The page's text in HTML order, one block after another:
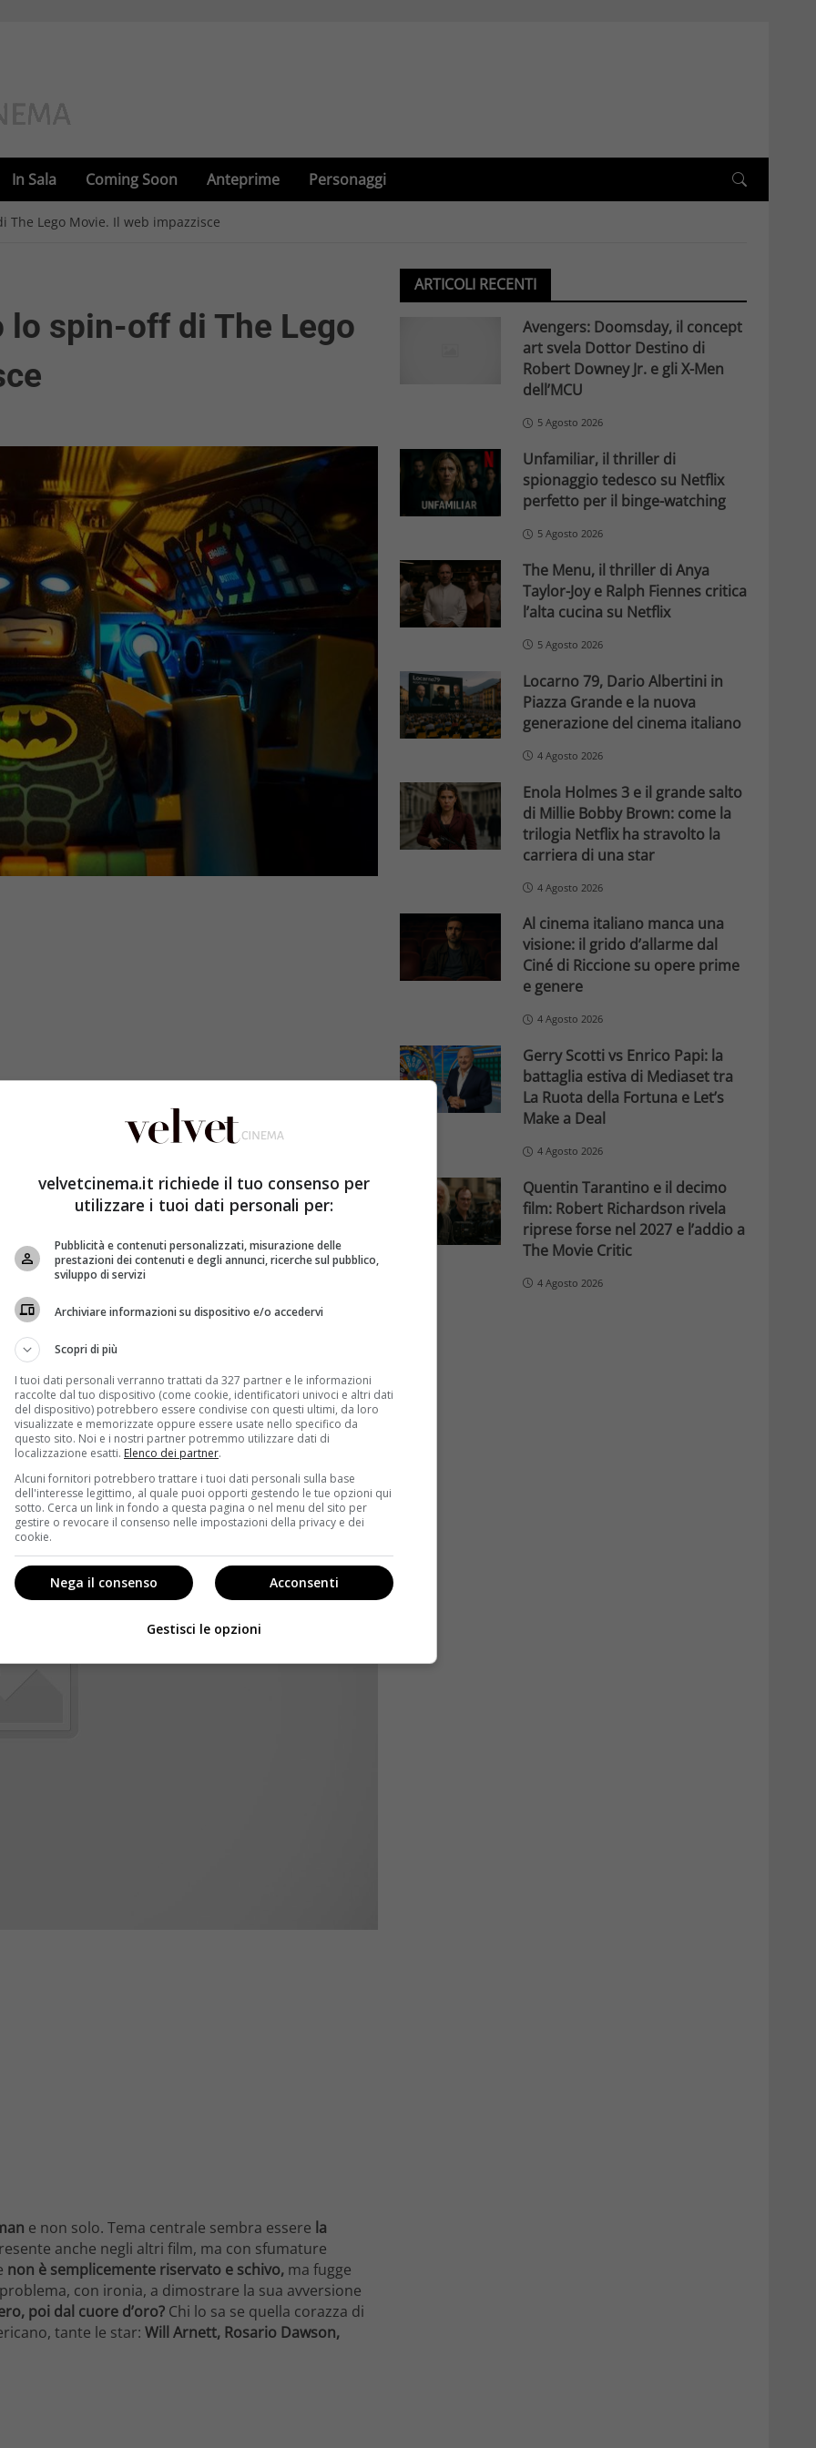
In Sala Coming Soon Anteprime Personaggi
The Lego Movie. Il web impazzisce
lo spin-off di The Lego
piaciuta la versione lego dell’eroe-pipistrello. Il
per lui.
versione in giallo fa impazzire i social con le
ricrea il mondo dei supereroi in un modo tutto
ci saranno anche Superman e il temibile Joker.Il film
a supereoi, in ultimo
e tutta da ridere. Insomma
Batman è ironico, divertente e irriverente, con
lusso sfrenatocirocando dalla sua ricchezza e con
un ragazzo orfano che ha adottato:Robin.A tratti,
il Tony Stark della Marvel, ma solo per alcuni aspetti.
e non solo. Tema centrale sembra essere la
anche negli altri film, ma con sfumature
non è semplicemente riservato e schivo, ma fugge
con ironia, a dimostrare la sua avversione
poi dal cuore d’oro? Chi lo sa se quella corazza di
tante le star: Will Arnett, Rosario Dawson,
ARTICOLI RECENTI
Avengers: Doomsday, il concept
art svela Dottor Destino di
Robert Downey Jr. e gli X-Men
dell’MCU
5 Agosto 2026
Unfamiliar, il thriller di
spionaggio tedesco su Netflix
perfetto per il binge-watching
5 Agosto 2026
The Menu, il thriller di Anya
Taylor-Joy e Ralph Fiennes critica
l’alta cucina su Netflix
5 Agosto 2026
Locarno 79, Dario Albertini in
Piazza Grande e la nuova
generazione del cinema italiano
4 Agosto 2026
Enola Holmes 3 e il grande salto
di Millie Bobby Brown: come la
trilogia Netflix ha stravolto la
carriera di una star
4 Agosto 2026
Al cinema italiano manca una
visione: il grido d’allarme dal
Ciné di Riccione su opere prime
e genere
4 Agosto 2026
Gerry Scotti vs Enrico Papi: la
battaglia estiva di Mediaset tra
La Ruota della Fortuna e Let’s
Make a Deal
4 Agosto 2026
Quentin Tarantino e il decimo
film: Robert Richardson rivela
riprese forse nel 2027 e l’addio a
The Movie Critic
4 Agosto 2026
velvetcinema.it richiede il tuo consenso per
utilizzare i tuoi dati personali per:
Pubblicità e contenuti personalizzati, misurazione delle
prestazioni dei contenuti e degli annunci, ricerche sul pubblico,
sviluppo di servizi
Archiviare informazioni su dispositivo e/o accedervi
Scopri di più
I tuoi dati personali verranno trattati da 327 partner e le informazioni
raccolte dal tuo dispositivo (come cookie, identificatori univoci e altri dati
del dispositivo) potrebbero essere condivise con questi ultimi, da loro
visualizzate e memorizzate oppure essere usate nello specifico da
questo sito. Noi e i nostri partner potremmo utilizzare dati di
localizzazione esatti. Elenco dei partner.
Alcuni fornitori potrebbero trattare i tuoi dati personali sulla base
dell'interesse legittimo, al quale puoi opporti gestendo le tue opzioni qui
sotto. Cerca un link in fondo a questa pagina o nel menu del sito per
gestire o revocare il consenso nelle impostazioni della privacy e dei
cookie.
Acconsenti
Nega il consenso
Gestisci le opzioni